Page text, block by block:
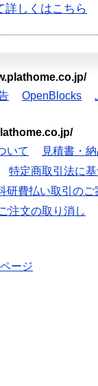
詳しくはこちら
OpenBlocks
いて
見積書・
特定商取引法に
研費払い取引のご
ご注文の取り消し
ージ